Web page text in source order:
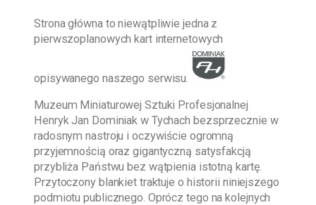
Strona głównato niewątpliwie jedna z
pierwszoplanowych kart internetowych
opisywanego naszego serwisu.
Muzeum Miniaturowej Sztuki Profesjonalnej
Henryk Jan Dominiak w Tychach bezsprzecznie w
radosnym nastroju i oczywiście ogromną
przyjemnością oraz gigantyczną satysfakcją
przybliża Państwu bez wątpienia istotną kartę.
Przytoczony blankiet traktuje o historii niniejszego
podmiotu publicznego. Oprócz tego na kolejnych